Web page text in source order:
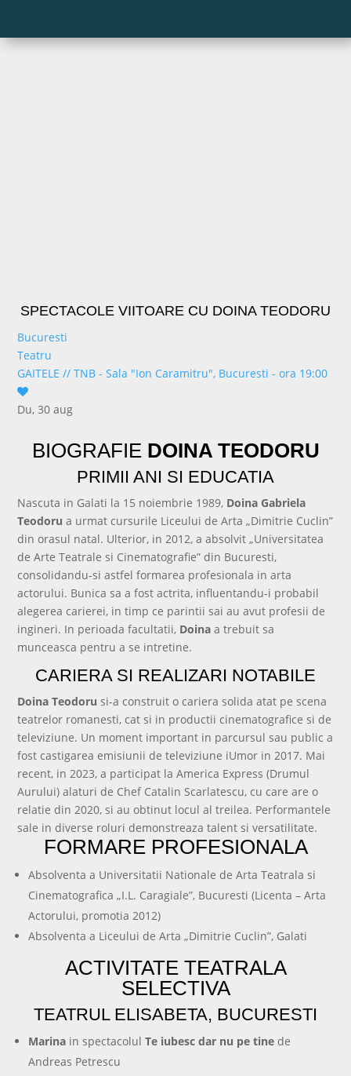
SPECTACOLE VIITOARE CU DOINA TEODORU
Bucuresti
Teatru
GAITELE// TNB - Sala "Ion Caramitru", Bucuresti - ora 19:00
Du, 30 aug
BIOGRAFIE DOINA TEODORU
PRIMII ANI SI EDUCATIA
Nascuta in Galati la 15 noiembrie 1989, Doina Gabriela
Teodoru a urmat cursurile Liceului de Arta „Dimitrie Cuclin”
din orasul natal. Ulterior, in 2012, a absolvit „Universitatea
de Arte Teatrale si Cinematografie” din Bucuresti,
consolidandu-si astfel formarea profesionala in arta
actorului. Bunica sa a fost actrita, influentandu-i probabil
alegerea carierei, in timp ce parintii sai au avut profesii de
ingineri. In perioada facultatii, Doina a trebuit sa
munceasca pentru a se intretine.
CARIERA SI REALIZARI NOTABILE
Doina Teodoru si-a construit o cariera solida atat pe scena
teatrelor romanesti, cat si in productii cinematografice si de
televiziune. Un moment important in parcursul sau public a
fost castigarea emisiunii de televiziune iUmor in 2017. Mai
recent, in 2023, a participat la America Express (Drumul
Aurului) alaturi de Chef Catalin Scarlatescu, cu care are o
relatie din 2020, si au obtinut locul al treilea. Performantele
sale in diverse roluri demonstreaza talent si versatilitate.
FORMARE PROFESIONALA
Absolventa a Universitatii Nationale de Arta Teatrala si
Cinematografica „I.L. Caragiale”, Bucuresti (Licenta – Arta
Actorului, promotia 2012)
Absolventa a Liceului de Arta „Dimitrie Cuclin”, Galati
ACTIVITATE TEATRALA
SELECTIVA
TEATRUL ELISABETA, BUCURESTI
Marina in spectacolulTe iubesc dar nu pe tine de
Andreas Petrescu